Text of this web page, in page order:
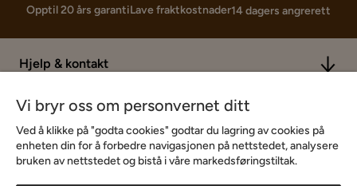
Opptil 20 års garantiLave fraktkostnader14 dagers angrerett
Hjelp & kontakt
Sortiment & tilbud
Inspirasjon
Vi bryr oss om personvernet ditt
Ved å klikke på "godta cookies" godtar du lagring av cookies på
enheten din for å forbedre navigasjonen på nettstedet, analysere
bruken av nettstedet og bistå i våre markedsføringstiltak.